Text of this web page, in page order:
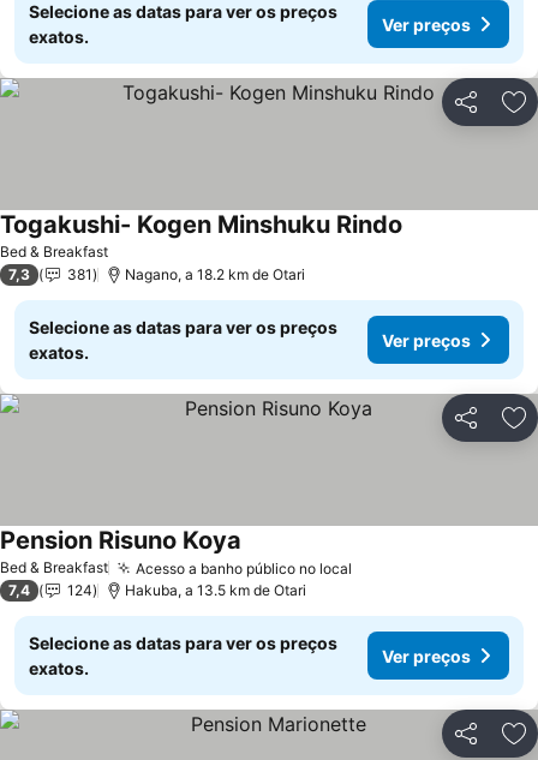
Selecione as datas para ver os preços
exatos.
Ver preços
Partilhar
Bed & Breakfast
Togakushi- Kogen Minshuku Rindo
7,3 381 Nagano, a 18.2 km de Otari
Selecione as datas para ver os preços
exatos.
Ver preços
Partilhar
Bed & Breakfast Acesso a banho público no local
Pension Risuno Koya
7,4 124 Hakuba, a 13.5 km de Otari
Selecione as datas para ver os preços
exatos.
Ver preços
Partilhar